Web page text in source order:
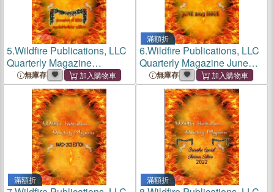
5.Wildfire Publications, LLC
Quarterly Magazine
December 2023 Holiday
Edition
無庫存
滿額折
6.Wildfire Publications, LLC
Quarterly Magazine June
2023 Edition
無庫存
滿額折 滿額折